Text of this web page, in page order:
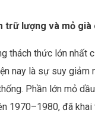
trữ lượng và mỏ già
thách thức lớn nhất
nay là sự suy giảm
Phần lớn mỏ
1970–1980, đã